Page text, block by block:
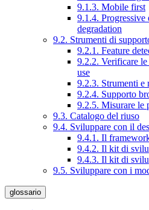
9.1.3. Mobile first
9.1.4. Progressive
degradation
9.2. Strumenti di
9.2.1. Feature
9.2.2. Verificare
use
9.2.3. Strumenti e
9.2.4. Supporto
9.2.5. Misurare le
9.3. Catalogo del riuso
9.4. Sviluppare con il
9.4.1. Il
9.4.2. Il kit di
9.4.3. Il kit di
9.5. Sviluppare con i
glossario